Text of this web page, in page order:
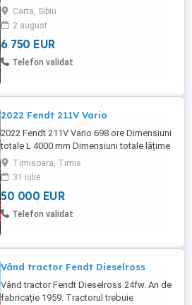
hidraulică nouă Ofer și acte.mai multe
detalii la numărul de telefon prețul este
negociabil.
Carta, Sibiu
2 august
6 750 EUR
Telefon validat
2022 Fendt 211V Vario
2022 Fendt 211V Vario 698 ore Dimensiuni
totale L 4000 mm Dimensiuni totale lățime
1300 mm Dimensiuni totale înălțime 2400
mm
Timisoara, Timis
31 iulie
50 000 EUR
Telefon validat
Vând tractor Fendt Dieselross
Vând tractor Fendt Dieselross 24fw. An de
fabricație 1959. Tractorul trebuie